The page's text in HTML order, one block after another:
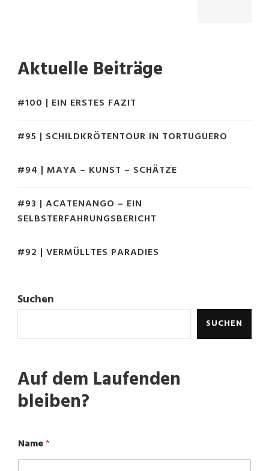
Aktuelle Beiträge
#100 | EIN ERSTES FAZIT
#95 | SCHILDKRÖTENTOUR IN TORTUGUERO
#94 | MAYA – KUNST – SCHÄTZE
#93 | ACATENANGO – EIN
SELBSTERFAHRUNGSBERICHT
#92 | VERMÜLLTES PARADIES
Suchen
SUCHEN
Auf dem Laufenden
bleiben?
a
m
Name*